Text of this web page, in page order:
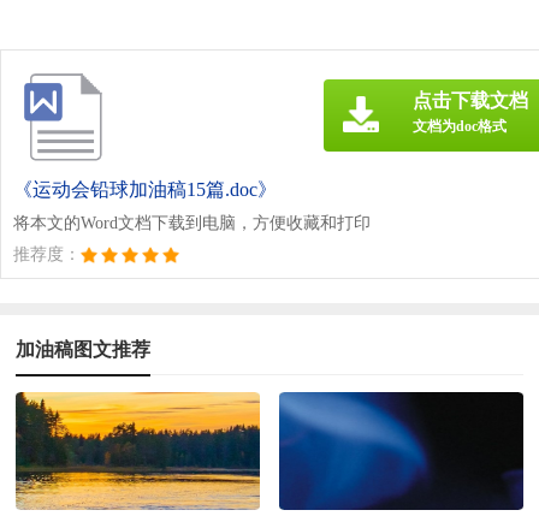
《运动会铅球加油稿15篇.doc》
将本文的Word文档下载到电脑，方便收藏和打印
推荐度：
点击下载文档
文档为doc格式
加油稿图文推荐